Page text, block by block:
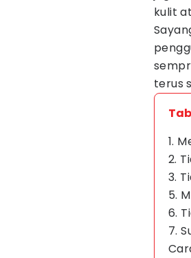
kulit
terus
1.
2.
3.
5.
6.
7.